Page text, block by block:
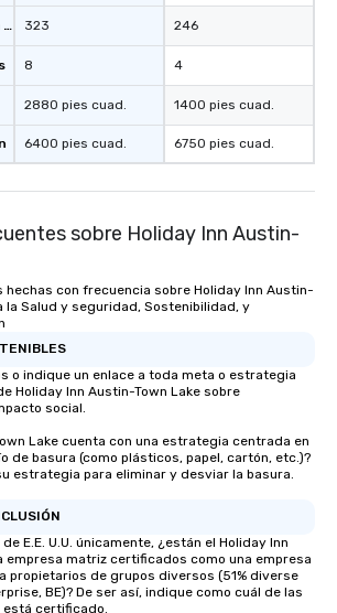
Habitaciones para huéspedes 323
8
2880 pies cuad.
6400 pies cuad.
246
4
1400 pies cuad.
6750 pies cuad.
sobre Holiday Inn Austin-
hechas con frecuencia sobre Holiday Inn Austin-
la Salud y seguridad, Sostenibilidad, y
o indique un enlace a toda meta o estrategia
Holiday Inn Austin-Town Lake sobre
social.
Lake cuenta con una estrategia centrada en
de basura (como plásticos, papel, cartón, etc.)?
estrategia para eliminar y desviar la basura.
E.E. U.U. únicamente, ¿están el Holiday Inn
empresa matriz certificados como una empresa
propietarios de grupos diversos (51% diverse
BE)? De ser así, indique como cuál de las
certificado.